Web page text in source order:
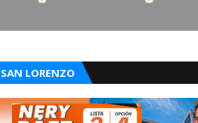
SAN LORENZO